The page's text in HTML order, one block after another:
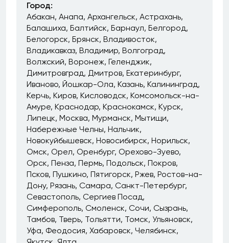
Город:
Абакан Анапа Архангельск Астрахань
Балашиха Балтийск Барнаул Белгород
Белогорск Брянск Владивосток
Владикавказ Владимир Волгоград
Волжский Воронеж Геленджик
Димитровград Дмитров Екатеринбург
Иваново Йошкар-Ола Казань Калининград
Керчь Киров Кисловодск Комсомольск-на-
Амуре Краснодар Краснокамск Курск
Липецк Москва Мурманск Мытищи
Набережные Челны Нальчик
Новокуйбышевск Новосибирск Норильск
Омск Орел Оренбург Орехово-Зуево
Орск Пенза Пермь Подольск Покров
Псков Пушкино Пятигорск Ржев Ростов-на-
Дону Рязань Самара Санкт-Петербург
Севастополь Сергиев Посад
Симферополь Смоленск Сочи Сызрань
Тамбов Тверь Тольятти Томск Ульяновск
Уфа Феодосия Хабаровск Челябинск